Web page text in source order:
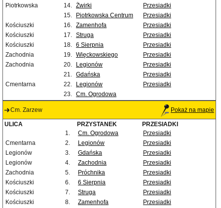
Piotrkowska
14. Żwirki
Przesiadki
15.
Piotrkowska Centrum
Przesiadki
Kościuszki
16. Zamenhofa
Przesiadki
Kościuszki
17. Struga
Przesiadki
Kościuszki
18. 6 Sierpnia
Przesiadki
Zachodnia
19. Więckowskiego
Przesiadki
Zachodnia
20. Legionów
Przesiadki
21. Gdańska
Przesiadki
Cmentarna
22. Legionów
Przesiadki
23. Cm. Ogrodowa
Cm. Zarzew Pokaż na mapie
ULICA PRZYSTANEK
PRZESIADKI
1.
Cm. Ogrodowa
Przesiadki
Cmentarna
2. Legionów
Przesiadki
Legionów
3. Gdańska
Przesiadki
Legionów
4. Zachodnia
Przesiadki
Zachodnia
5. Próchnika
Przesiadki
Kościuszki
6. 6 Sierpnia
Przesiadki
Kościuszki
7. Struga
Przesiadki
Kościuszki
8. Zamenhofa Przesiadki